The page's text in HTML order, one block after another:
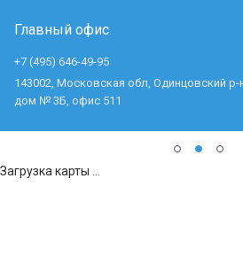
Главный офис
+7 (495) 646-49-95
143002, Московская обл, Одинцовский р-
дом № 3Б, офис 511
Загрузка карты ...